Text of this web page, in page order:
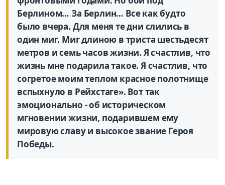
Берлином… За Берлин… Все как будто
было вчера. Для меня те дни слились в
один миг. Миг длиною в триста шестьдесят
мет­ров и семь часов жизни. Я счастлив, что
жизнь мне подарила такое. Я счастлив, что
согретое моим теплом красное полотнище
вспыхнуло в Рейхстаге». Вот так
эмоционально - об историческом
мгновении жизни, подарившем ему
мировую славу и высокое звание Героя
Победы.